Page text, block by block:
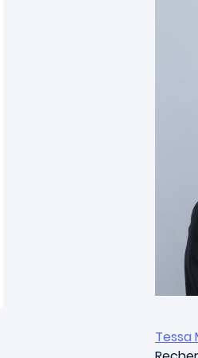
Tessa